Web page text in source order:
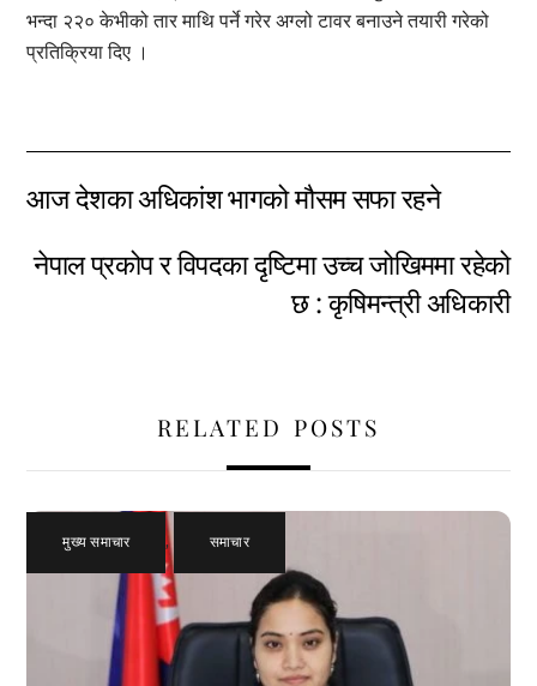
भन्दा २२० केभीको तार माथि पर्ने गरेर अग्लो टावर बनाउने तयारी गरेको
प्रतिक्रिया दिए ।
आज देशका अधिकांश भागको मौसम सफा रहने
नेपाल प्रकोप र विपदका दृष्टिमा उच्च जोखिममा रहेको
छ : कृषिमन्त्री अधिकारी
RELATED POSTS
मुख्य समाचार , समाचार